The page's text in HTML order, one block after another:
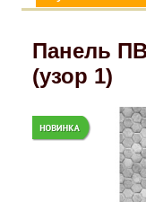
Панель
(узор 1)